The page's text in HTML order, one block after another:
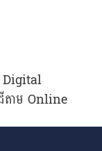
Digital
តាម Online